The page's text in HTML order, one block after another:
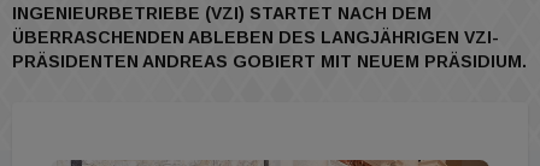
INGENIEURBETRIEBE (VZI) STARTET NACH DEM
ÜBERRASCHENDEN ABLEBEN DES LANGJÄHRIGEN VZI-
PRÄSIDENTEN ANDREAS GOBIERT MIT NEUEM PRÄSIDIUM.